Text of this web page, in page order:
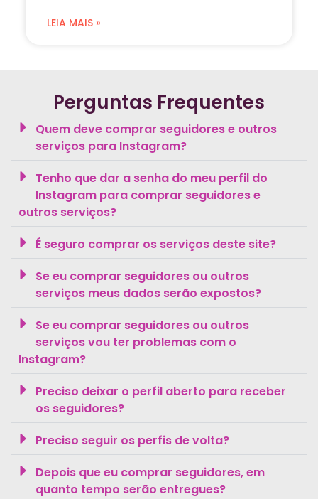
LEIA MAIS »
Perguntas Frequentes
Quem deve comprar seguidores e outros
serviços para Instagram?
Tenho que dar a senha do meu perfil do
Instagram para comprar seguidores e
outros serviços?
É seguro comprar os serviços deste site?
Se eu comprar seguidores ou outros
serviços meus dados serão expostos?
Se eu comprar seguidores ou outros
serviços vou ter problemas com o
Instagram?
Preciso deixar o perfil aberto para receber
os seguidores?
Preciso seguir os perfis de volta?
Depois que eu comprar seguidores, em
quanto tempo serão entregues?